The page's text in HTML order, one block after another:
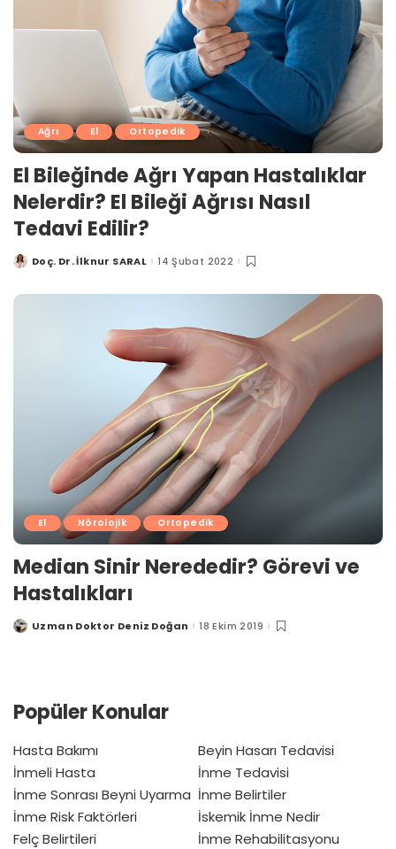
Ağrı El Ortopedik
El Bileğinde Ağrı Yapan Hastalıklar
Nelerdir? El Bileği Ağrısı Nasıl
Tedavi Edilir?
PostedDoç. Dr. İlknur SARAL 14 Şubat 2022
El Nörolojik Ortopedik
Median Sinir Nerededir? Görevi ve
Hastalıkları
PostedUzman Doktor Deniz Doğan 18 Ekim 2019
Popüler Konular
Hasta Bakımı
İnmeli Hasta
İnme Sonrası Beyni Uyarma
İnme Risk Faktörleri
Felç Belirtileri
Beyin Hasarı Tedavisi
İnme Tedavisi
İnme Belirtiler
İskemik İnme Nedir
İnme Rehabilitasyonu